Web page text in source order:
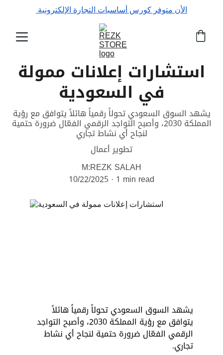
الأن متوفر كورس أساسيات التجارة الإلكترونية
استشارات إعلانات ممولة
في السعودية
يشهد السوق السعودي تحولاً رقمياً هائلاً يتوافق مع رؤية
المملكة 2030، وأصبح التواجد الرقمي الفعّال ضرورة حتمية
لنجاح أي نشاط تجاري
تطوير أعمال
M:REZK SALAH
10/22/2025 1 min read
يشهد السوق السعودي تحولاً رقمياً هائلاً
يتوافق مع رؤية المملكة 2030، وأصبح التواجد
الرقمي الفعّال ضرورة حتمية لنجاح أي نشاط
تجاري.